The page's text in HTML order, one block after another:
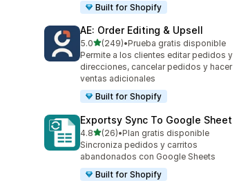
Built for Shopify
AE: Order Editing & Upsell
5.0de 5 estrellas
(249)
249 reseñas en total
•Prueba gratis disponible
Permite a los clientes editar pedidos y
direcciones, cancelar pedidos y hacer
ventas adicionales
Built for Shopify
Exportsy Sync To Google Sheet
4.8de 5 estrellas
(26)
26 reseñas en total
•Plan gratis disponible
Sincroniza pedidos y carritos
abandonados con Google Sheets
Built for Shopify